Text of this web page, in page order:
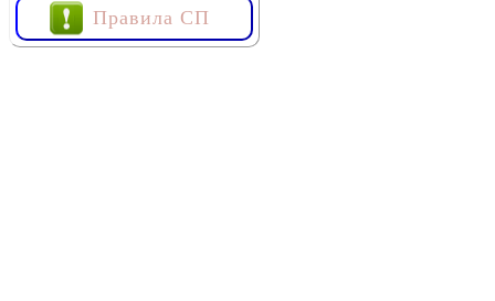
Правила СП